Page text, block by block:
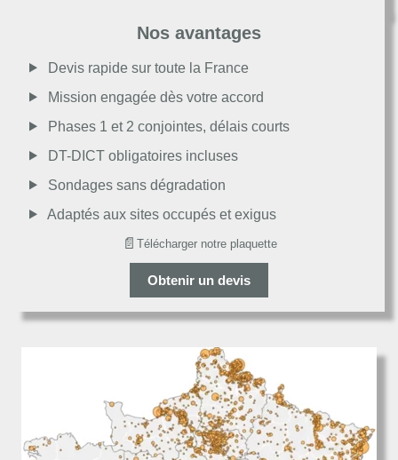
Moyen
Passable
Décevant
Nos avantages
Devis rapide sur toute la France
Mission engagée dès votre accord
Phases 1 et 2 conjointes, délais courts
DT-DICT obligatoires incluses
Sondages sans dégradation
Adaptés aux sites occupés et exigus
📄 Télécharger notre plaquette
Obtenir un devis